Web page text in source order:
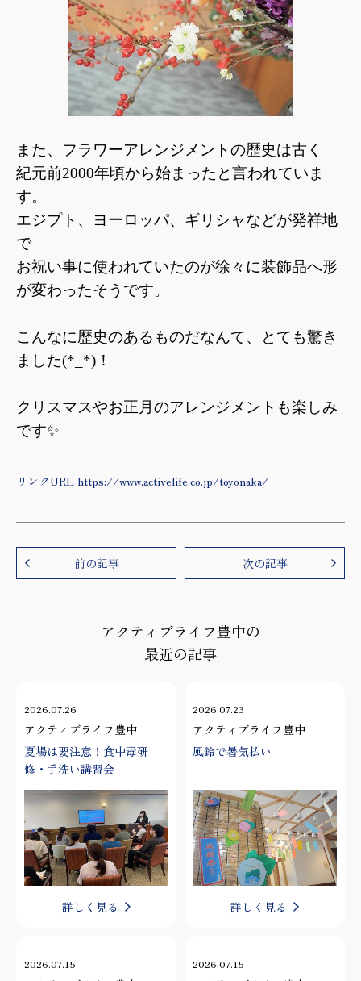
また、フラワーアレンジメントの歴史は古く
紀元前2000年頃から始まったと言われていま
す。
エジプト、ヨーロッパ、ギリシャなどが発祥地
で
お祝い事に使われていたのが徐々に装飾品へ形
が変わったそうです。
こんなに歴史のあるものだなんて、とても驚き
ました(*_*)！
クリスマスやお正月のアレンジメントも楽しみ
です✨
リンクURL https://www.activelife.co.jp/toyonaka/
前の記事 次の記事
アクティブライフ豊中の
最近の記事
2026.07.26
アクティブライフ豊中
夏場は要注意！食中毒研
修・手洗い講習会
詳しく見る
2026.07.23
アクティブライフ豊中
風鈴で暑気払い
詳しく見る
2026.07.15 2026.07.15